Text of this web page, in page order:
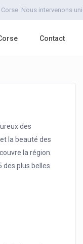
Nous intervenons
Contact
des
la beauté des
la région.
des plus belles